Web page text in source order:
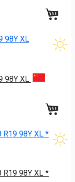
98Y XL
98Y XL *